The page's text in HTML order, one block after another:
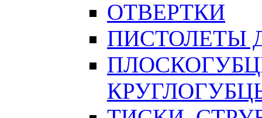
ОТВЕРТКИ
ПИСТОЛЕТЫ